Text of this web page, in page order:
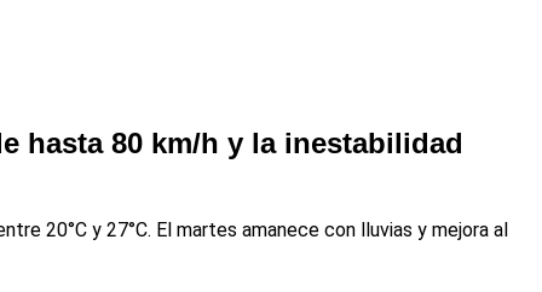
hasta 80 km/h y la inestabilidad
20°C y 27°C. El martes amanece con lluvias y mejora al